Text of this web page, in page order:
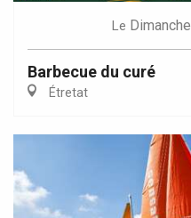
Le Dimanche
Barbecue du curé
Étretat